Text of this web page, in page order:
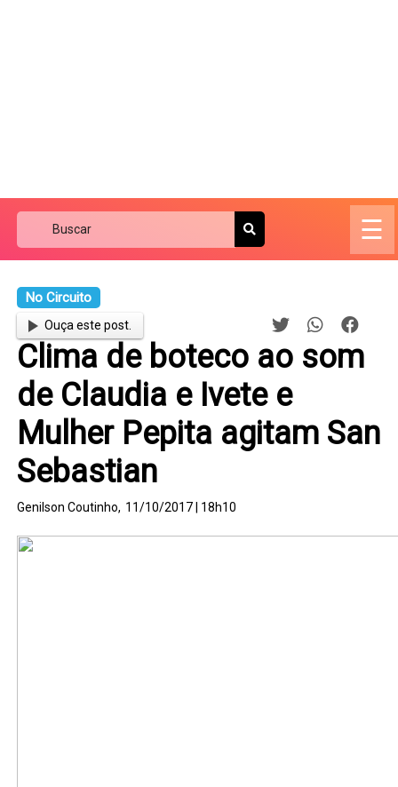
☰
No Circuito
Ouça este post.
Clima de boteco ao som
de Claudia e Ivete e
Mulher Pepita agitam San
Sebastian
Genilson Coutinho, 11/10/2017 | 18h10